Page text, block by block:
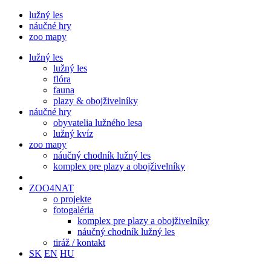
lužný les
náučné hry
zoo mapy
lužný les
lužný les
flóra
fauna
plazy & obojživelníky
náučné hry
obyvatelia lužného lesa
lužný kvíz
zoo mapy
náučný chodník lužný les
komplex pre plazy a obojživelníky
ZOO4NAT
o projekte
fotogaléria
komplex pre plazy a obojživelníky
náučný chodník lužný les
tiráž / kontakt
SK EN HU